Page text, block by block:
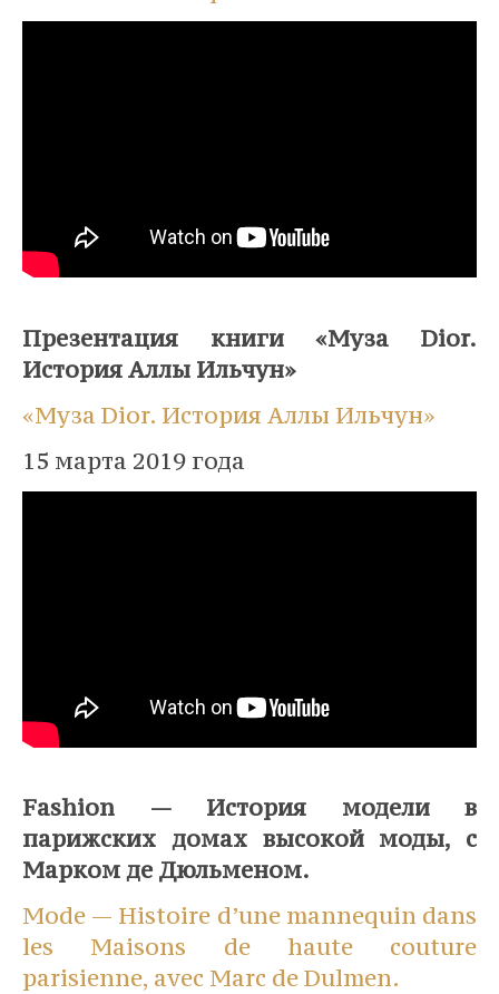
Презентация книги «Муза Dior.
История Аллы Ильчун»
«Муза Dior. История Аллы Ильчун»
15 марта 2019 года
Fashion — История модели в
парижских домах высокой моды, с
Марком де Дюльменом.
Mode — Histoire d’une mannequin dans
les Maisons de haute couture
parisienne, avec Marc de Dulmen.